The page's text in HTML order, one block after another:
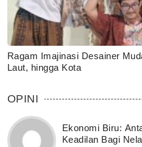
Ragam Imajinasi Desainer
Laut, hingga Kota
OPINI
Ekonomi Biru:
Keadilan Bagi